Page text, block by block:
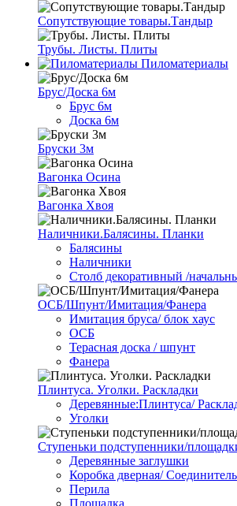
Сопутствующие товары.Тандыр
Трубы. Листы. Плиты
Пиломатериалы
Брус/Доска 6м
Брус 6м
Доска 6м
Бруски 3м
Вагонка Осина
Вагонка Хвоя
Наличники.Балясины. Планки
Балясины
Наличники
Столб декоративный /
ОСБ/Шпунт/Имитация/Фанера
Имитация бруса/ блок хаус
ОСБ
Терасная доска / шпунт
Фанера
Плинтуса. Уголки. Раскладки
Деревянные:Плинтуса/
Уголки
Ступеньки подступенники/
Деревянные заглушки
Коробка дверная/
Перила
Площадка